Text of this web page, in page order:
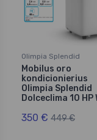
Olimpia Splendid
Mobilus oro
kondicionierius
Olimpia Splendid
Dolceclima 10 HP
350 € 449 €